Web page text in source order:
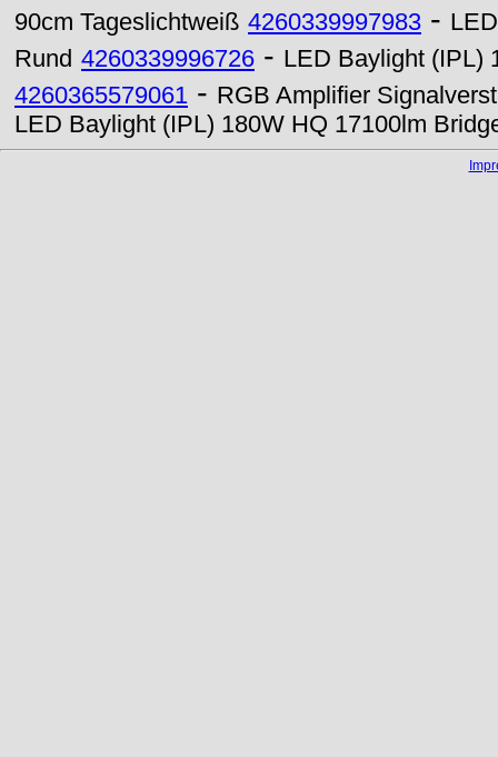
90cm Tageslichtweiß 4260339997983 -
Rund 4260339996726 - LED Baylight (IPL)
4260365579061 - RGB Amplifier
LED Baylight (IPL) 180W HQ 17100lm